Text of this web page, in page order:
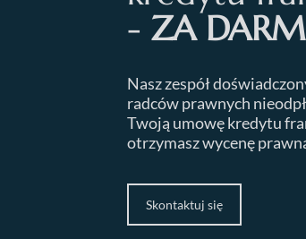
- ZA
Nasz zespół
radców prawnych
Twoją umowę kredytu
otrzymasz wycenę
Skontaktuj się